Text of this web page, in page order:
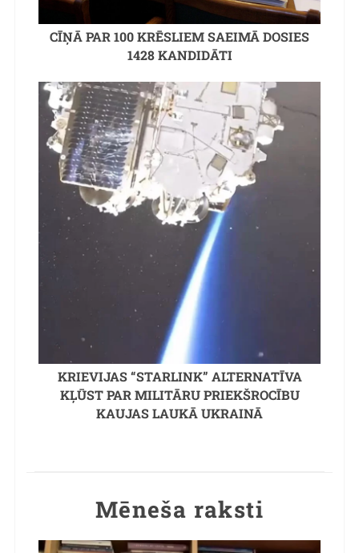
CĪŅĀ PAR 100 KRĒSLIEM SAEIMĀ DOSIES
1428 KANDIDĀTI
KRIEVIJAS “STARLINK” ALTERNATĪVA
KĻŪST PAR MILITĀRU PRIEKŠROCĪBU
KAUJAS LAUKĀ UKRAINĀ
Mēneša raksti